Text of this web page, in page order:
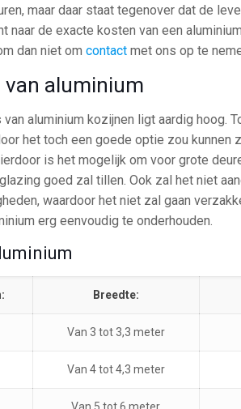
maar daar staat tegenover dat de
naar de exacte kosten van een
dan niet om contactmet ons op te
van aluminium
aluminium kozijnen ligt aardig hoog.
het toch een goede optie zou kunnen
is het mogelijk om voor grote
goed zal tillen. Ook zal het niet
waardoor het niet zal gaan
erg eenvoudig te onderhouden.
Breedte:
Van 3 tot 3,3 meter
Van 4 tot 4,3 meter
Van 5 tot 6 meter